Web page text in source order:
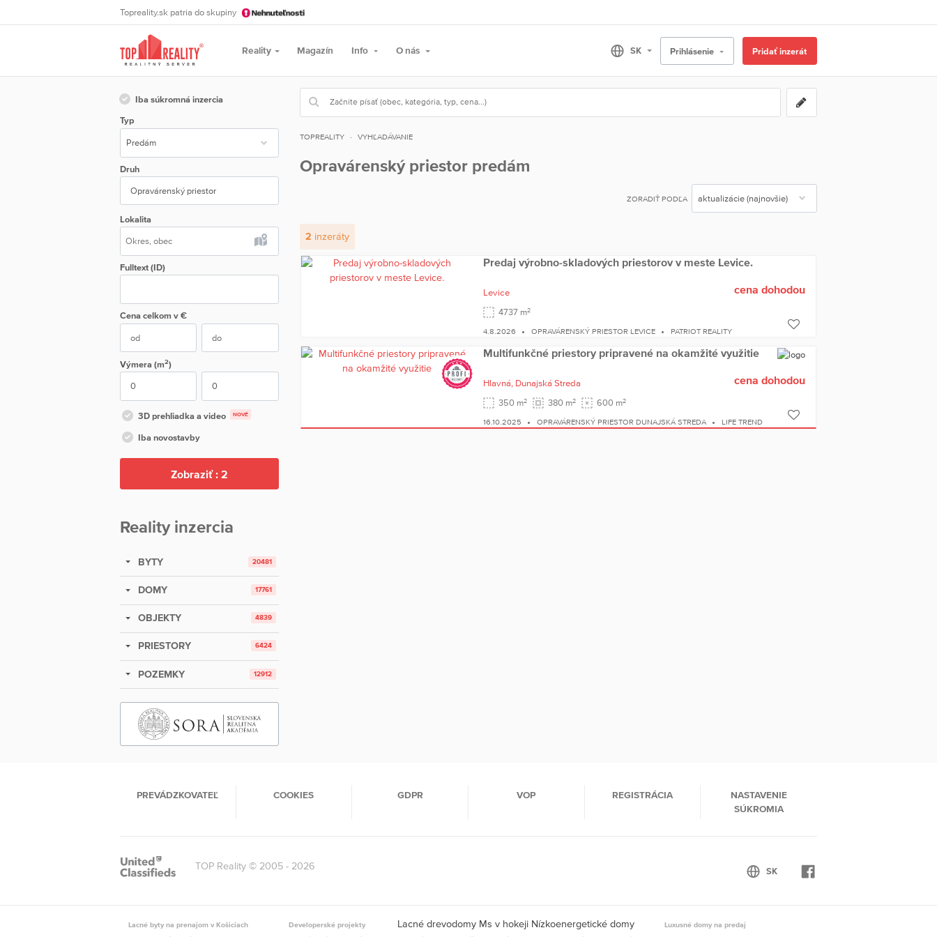
Topreality.sk patria do skupiny
Reality Magazín Info O nás Prihlásenie Pridať inzerát
Iba súkromná inzercia
Typ
Druh
Opravárenský priestor
Lokalita
Fulltext (ID)
Cena celkom v €
Výmera (m2)
3D prehliadka a video NOVÉ
Iba novostavby
Zobraziť : 2
Reality inzercia
BYTY 20481
DOMY 17761
OBJEKTY 4839
PRIESTORY 6424
POZEMKY 12912
TOPREALITY VYHĽADÁVANIE
Opravárenský priestor predám
ZORADIŤ PODĽA
2 inzeráty
Predaj výrobno-skladových priestorov v meste Levice.
Levice
4737 m2
cena dohodou
4.8.2026 OPRAVÁRENSKÝ PRIESTOR LEVICE PATRIOT REALITY
Multifunkčné priestory pripravené na okamžité využitie
Hlavná, Dunajská Streda
350 m2 380 m2 600 m2
cena dohodou
16.10.2025 OPRAVÁRENSKÝ PRIESTOR DUNAJSKÁ STREDA LIFE TREND
PREVÁDZKOVATEĽ COOKIES GDPR VOP REGISTRÁCIA
NASTAVENIE
SÚKROMIA
TOP Reality © 2005 - 2026
Lacné byty na prenajom v Košiciach Developerské projekty Lacné drevodomy Ms v hokeji Nízkoenergetické domy
Luxusné domy na predaj